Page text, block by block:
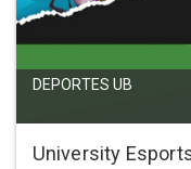
DEPORTES UB
University